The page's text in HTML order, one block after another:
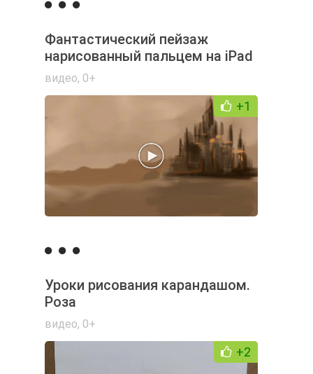
Фантастический пейзаж
нарисованный пальцем на iPad
видео, 0+
+1
Уроки рисования карандашом.
Роза
видео, 0+
+2